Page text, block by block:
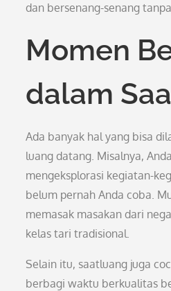
dan bersenang-senang
Momen
dalam
Ada banyak hal yang bisa
luang datang. Misalnya,
mengeksplorasi kegiatan-
belum pernah Anda coba.
memasak masakan dari
kelas tari tradisional.
Selain itu, saatluang juga
berbagi waktu berkualitas